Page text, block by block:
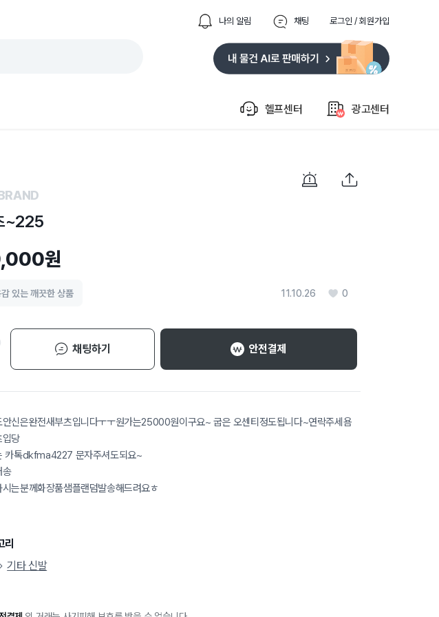
나의 알림 채팅 로그인 / 회원가입
헬프센터 광고센터
~225
원
11.10.26 0
있는 깨끗한 상품
채팅하기 안전결제
안신은완전새부츠입니다ㅜㅜ원가는25000원이구요~ 굽은 오센티정도됩니다~연락주세욤
입당
카톡dkfma4227 문자주셔도되요~
송
시는분께화장품샘플랜덤발송해드려요ㅎ
리
기타 신발